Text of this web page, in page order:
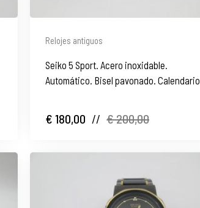
Relojes antiguos
Seiko 5 Sport. Acero inoxidable.
Automático. Bisel pavonado. Calendario.
€ 180,00 // € 200,00